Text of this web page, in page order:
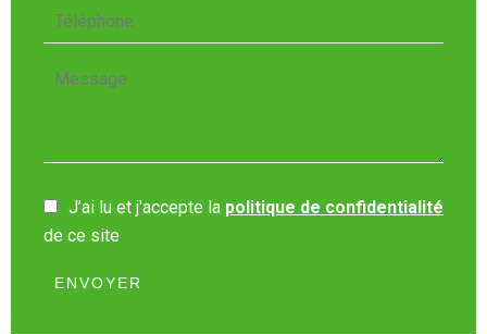
J’ai lu et j'accepte la politique de confidentialité
de ce site
ENVOYER